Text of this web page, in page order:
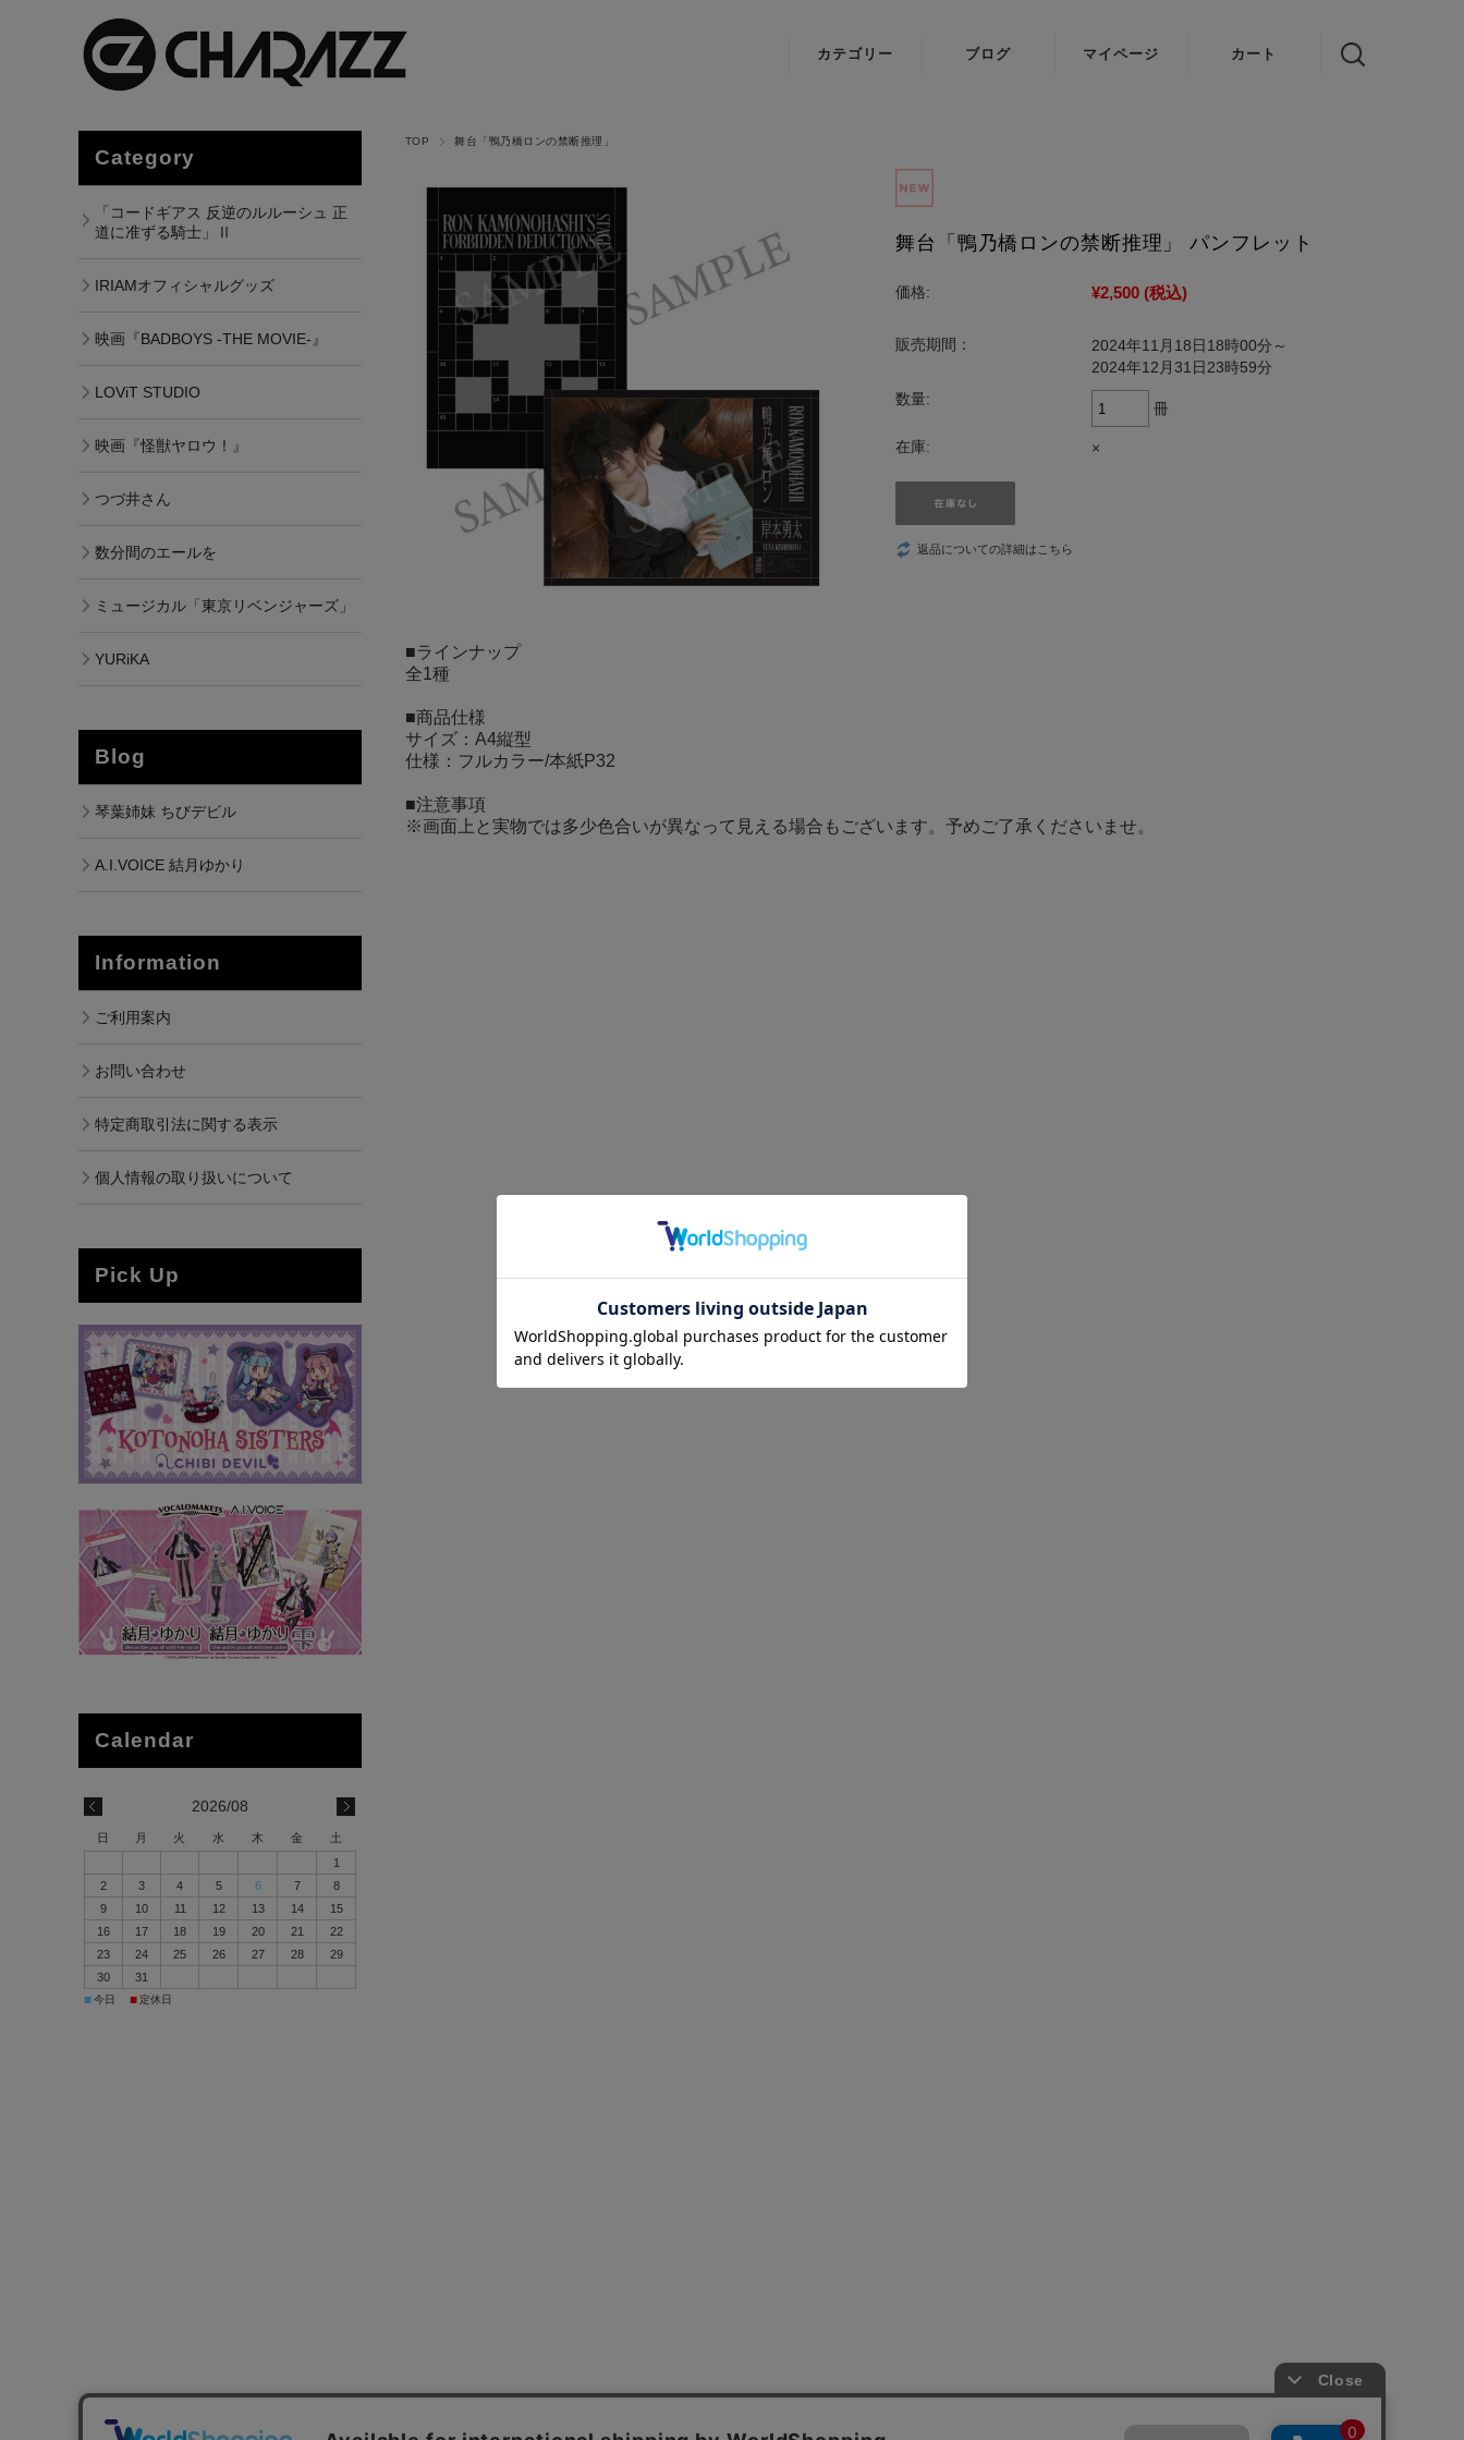
カテゴリー
『BADBOYS -
THE MOVIE-』
ミュージカル
Anniversary
映画『怪獣ヤロ
YURiKA
ブログ マイページ カート
TOP 舞台「鴨乃橋ロンの禁断推理」
舞台「鴨乃橋ロンの禁断推理」 パンフレット
価格: ¥2,500 (税込)
販売期間：
2024年11月18日18時00分～
2024年12月31日23時59分
数量:
冊
在庫: ×
返品についての詳細はこちら
■ラインナップ
全1種
■商品仕様
サイズ：A4縦型
仕様：フルカラー/本紙P32
■注意事項
※画面上と実物では多少色合いが異なって見える場合もございます。予めご了承くださいませ。
Category
「コードギアス 反逆のルルーシュ 正
道に准ずる騎士」Ⅱ
IRIAMオフィシャルグッズ
映画『BADBOYS -THE MOVIE-』
LOViT STUDIO
映画『怪獣ヤロウ！』
つづ井さん
数分間のエールを
ミュージカル「東京リベンジャーズ」
YURiKA
Blog
琴葉姉妹 ちびデビル
A.I.VOICE 結月ゆかり
Information
ご利用案内
お問い合わせ
特定商取引法に関する表示
個人情報の取り扱いについて
Pick Up
2026/08
日 月 火 水 木 金
土
1
2
3 4 5 6 7
8
9
10 11 12 13 14
15
16
17 18 19 20 21
22
23
24 25 26 27 28
29
30
31
■今日 ■ 定休日